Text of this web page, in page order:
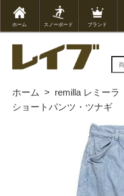
ホーム スノーボード ブランド
ホーム > remilla レミーラ
ショートパンツ・ツナギ